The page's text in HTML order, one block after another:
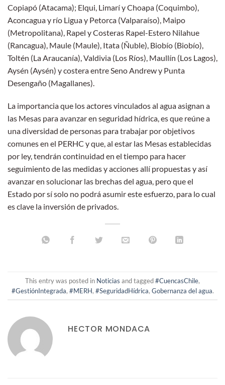
Copiapó (Atacama); Elqui, Limarí y Choapa (Coquimbo),
Aconcagua y río Ligua y Petorca (Valparaíso), Maipo
(Metropolitana), Rapel y Costeras Rapel-Estero Nilahue
(Rancagua), Maule (Maule), Itata (Ñuble), Biobío (Biobío),
Toltén (La Araucanía), Valdivia (Los Ríos), Maullín (Los Lagos),
Aysén (Aysén) y costera entre Seno Andrew y Punta
Desengaño (Magallanes).
La importancia que los actores vinculados al agua asignan a
las Mesas para avanzar en seguridad hídrica, es que reúne a
una diversidad de personas para trabajar por objetivos
comunes en el PERHC y que, al estar las Mesas establecidas
por ley, tendrán continuidad en el tiempo para hacer
seguimiento de las medidas y acciones allí propuestas y así
avanzar en solucionar las brechas del agua, pero que el
Estado por sí solo no podrá asumir este esfuerzo, para lo cual
es clave la inversión de privados.
This entry was posted in Noticias and tagged#CuencasChile,
#GestiónIntegrada, #MERH, #SeguridadHídrica, Gobernanza del agua.
HECTOR MONDACA